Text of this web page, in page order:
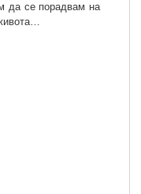
да се порадвам на